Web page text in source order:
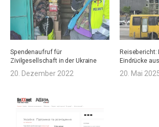
Spendenaufruf für
Zivilgesellschaft in der Ukraine
20. Dezember 2022
Reisebericht:
Eindrücke
20. Mai